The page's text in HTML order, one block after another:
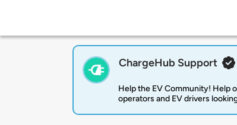
ChargeHub Support
Help the EV Community! Help
operators and EV drivers